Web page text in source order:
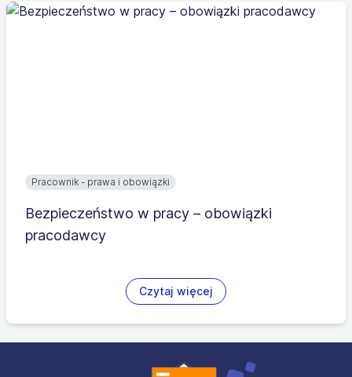
Pracownik - prawa i obowiązki
Bezpieczeństwo w pracy – obowiązki
pracodawcy
Czytaj więcej